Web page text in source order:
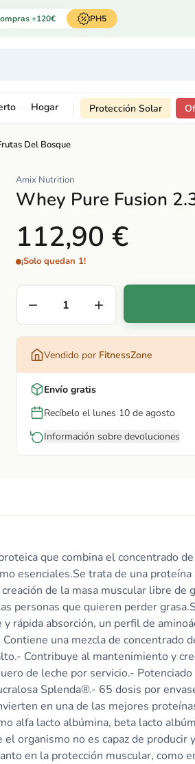
+120€ PH5
Hogar Protección Solar
Del Bosque
Amix Nutrition
Whey Pure Fusion
112,90 €
¡Solo quedan 1!
Vendido por FitnessZone
Envío gratis
Recíbelo el lunes 10 de agosto
Información sobre devoluciones
que combina el concentrado
esenciales.Se trata de una
de la masa muscular libre de
personas que quieren perder
rápida absorción, un perfil de
una mezcla de concentrado
Contribuye al mantenimiento y
de leche por servicio.-
Splenda®.- 65 dosis por
en una de las mejores
alfa lacto albúmina, beta lacto
organismo no es capaz de
en la protección muscular, como